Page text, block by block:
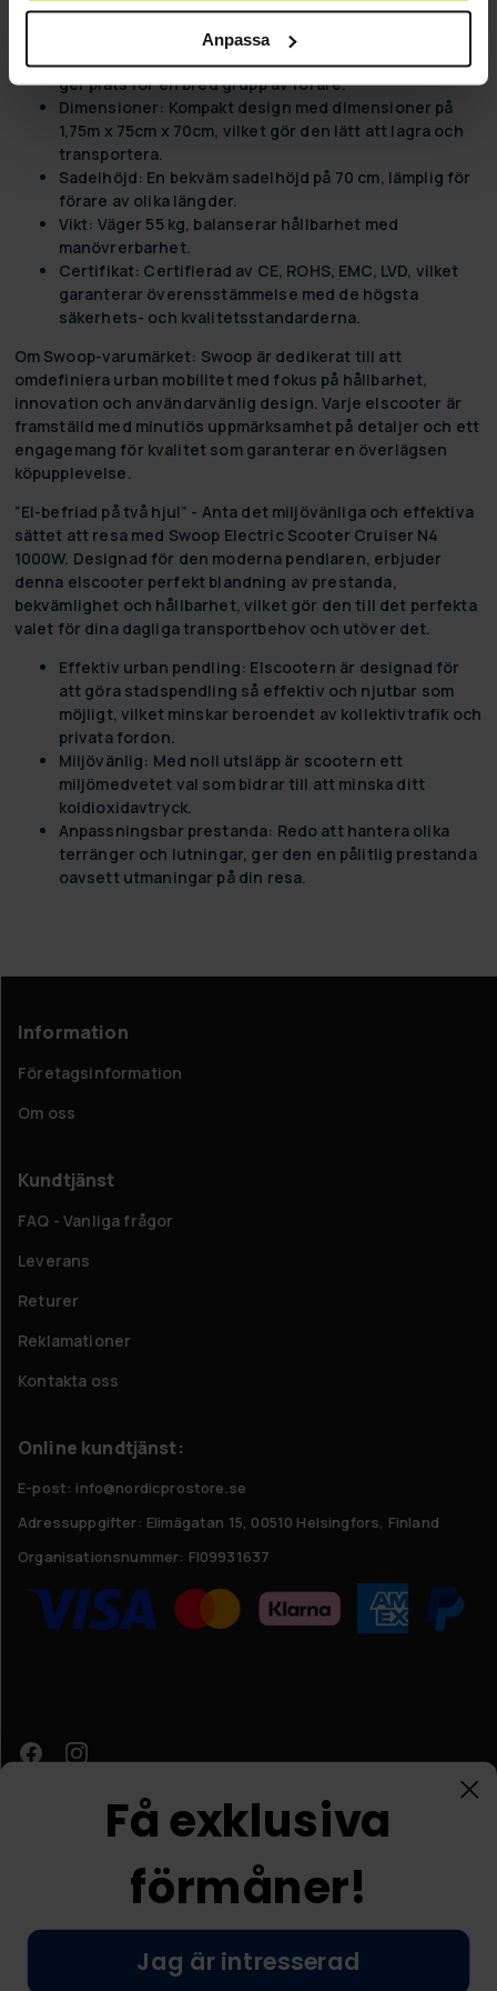
Anpassa
erbjuder stabilitet och smidig hantering på olika
Lastkapacitet:Stöder en maximal last av 200 kg, vilket
ger plats för en bred grupp av förare.
Dimensioner: Kompakt design med dimensioner på
1,75m x 75cm x 70cm, vilket gör den lätt att lagra och
transportera.
Sadelhöjd: En bekväm sadelhöjd på 70 cm, lämplig för
förare av olika längder.
Vikt: Väger 55 kg, balanserar hållbarhet med
manövrerbarhet.
Certifikat: Certifierad av CE, ROHS, EMC, LVD, vilket
garanterar överensstämmelse med de högsta
säkerhets- och kvalitetsstandarderna.
Om Swoop-varumärket: Swoop är dedikerat till att
omdefiniera urban mobilitet med fokus på hållbarhet,
innovation och användarvänlig design. Varje elscooter är
framställd med minutiös uppmärksamhet på detaljer och ett
engagemang för kvalitet som garanterar en överlägsen
köpupplevelse.
”El-befriad på två hjul” - Anta det miljövänliga och effektiva
sättet att resa med Swoop Electric Scooter Cruiser N4
1000W. Designad för den moderna pendlaren, erbjuder
denna elscooter perfekt blandning av prestanda,
bekvämlighet och hållbarhet, vilket gör den till det perfekta
valet för dina dagliga transportbehov och utöver det.
Effektiv urban pendling: Elscootern är designad för
att göra stadspendling så effektiv och njutbar som
möjligt, vilket minskar beroendet av kollektivtrafik och
privata fordon.
Miljövänlig: Med noll utsläpp är scootern ett
miljömedvetet val som bidrar till att minska ditt
koldioxidavtryck.
Anpassningsbar prestanda: Redo att hantera olika
terränger och lutningar, ger den en pålitlig prestanda
oavsett utmaningar på din resa.
Information
Företagsinformation
Om oss
Kundtjänst
FAQ - Vanliga frågor
Leverans
Returer
Reklamationer
Kontakta oss
Online kundtjänst:
E-post: info@nordicprostore.se
Adressuppgifter: Elimägatan 15, 00510 Helsingfors, Finland
Organisationsnummer: FI09931637
© Nordic Prostore 2026
Få exklusiva
förmåner!
Jag är intresserad